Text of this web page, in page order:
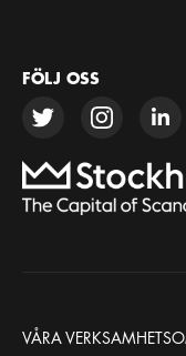
FÖLJ OSS
VÅRA